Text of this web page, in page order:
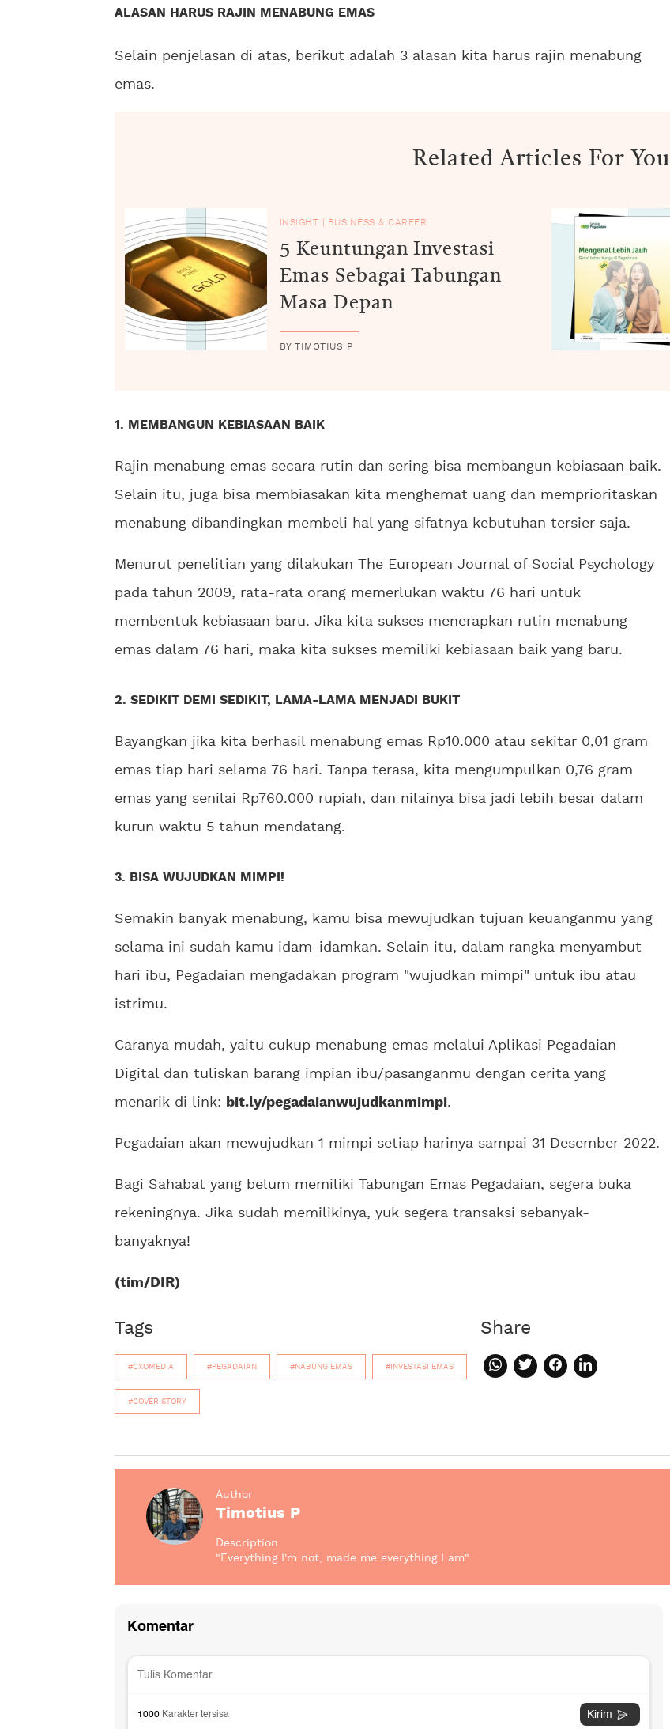
ALASAN HARUS RAJIN MENABUNG EMAS
Selain penjelasan di atas, berikut adalah 3 alasan kita harus rajin menabung
emas.
Related Articles For You
INSIGHT BUSINESS & CAREER
5 Keuntungan Investasi
Emas Sebagai Tabungan
Masa Depan
BY TIMOTIUS P
1. MEMBANGUN KEBIASAAN BAIK
Rajin menabung emas secara rutin dan sering bisa membangun kebiasaan baik.
Selain itu, juga bisa membiasakan kita menghemat uang dan memprioritaskan
menabung dibandingkan membeli hal yang sifatnya kebutuhan tersier saja.
Menurut penelitian yang dilakukan The European Journal of Social Psychology
pada tahun 2009, rata-rata orang memerlukan waktu 76 hari untuk
membentuk kebiasaan baru. Jika kita sukses menerapkan rutin menabung
emas dalam 76 hari, maka kita sukses memiliki kebiasaan baik yang baru.
2. SEDIKIT DEMI SEDIKIT, LAMA-LAMA MENJADI BUKIT
Bayangkan jika kita berhasil menabung emas Rp10.000 atau sekitar 0,01 gram
emas tiap hari selama 76 hari. Tanpa terasa, kita mengumpulkan 0,76 gram
emas yang senilai Rp760.000 rupiah, dan nilainya bisa jadi lebih besar dalam
kurun waktu 5 tahun mendatang.
3. BISA WUJUDKAN MIMPI!
Semakin banyak menabung, kamu bisa mewujudkan tujuan keuanganmu yang
selama ini sudah kamu idam-idamkan. Selain itu, dalam rangka menyambut
hari ibu, Pegadaian mengadakan program "wujudkan mimpi" untuk ibu atau
istrimu.
Caranya mudah, yaitu cukup menabung emas melalui Aplikasi Pegadaian
Digital dan tuliskan barang impian ibu/pasanganmu dengan cerita yang
menarik di link: bit.ly/pegadaianwujudkanmimpi.
Pegadaian akan mewujudkan 1 mimpi setiap harinya sampai 31 Desember 2022.
Bagi Sahabat yang belum memiliki Tabungan Emas Pegadaian, segera buka
rekeningnya. Jika sudah memilikinya, yuk segera transaksi sebanyak-
banyaknya!
(tim/DIR)
Tags
#CXOMEDIA #PEGADAIAN #NABUNG EMAS #INVESTASI EMAS
#COVER STORY
Share
Author
Timotius P
Description
"Everything I'm not, made me everything I am"